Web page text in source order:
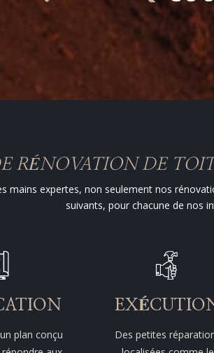
RÉNOVATION DE
mains expertes, non seulement nos
suivants, pour chacune de nos
plan conçu
Des petites